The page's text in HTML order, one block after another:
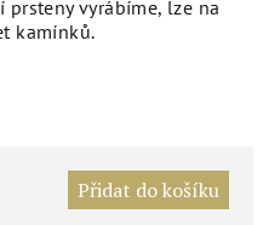
prsteny vyrábíme, lze na
kamínků.
Přidat do košíku